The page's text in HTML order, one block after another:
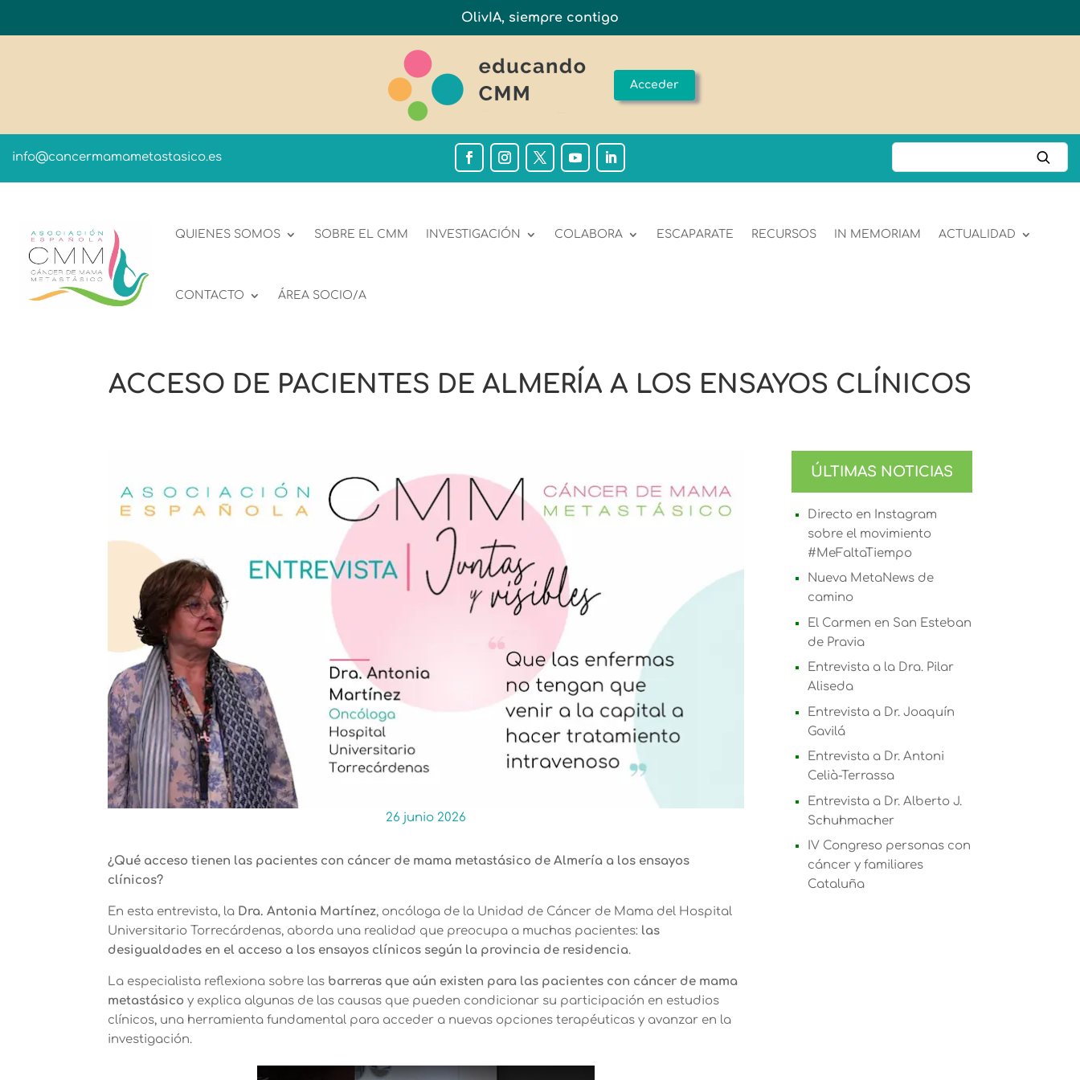
OlivIA, siempre contigo
Acceder
info@cancermamametastasico.es
QUIENES SOMOS SOBRE EL CMM INVESTIGACIÓN COLABORA ESCAPARATE RECURSOS IN MEMORIAM ACTUALIDAD
CONTACTO ÁREA SOCIO/A
ACCESO DE PACIENTES DE ALMERÍA A LOS ENSAYOS CLÍNICOS
26 junio 2026
¿Qué acceso tienen las pacientes con cáncer de mama metastásico de Almería a los ensayos
clínicos?
En esta entrevista, la Dra. Antonia Martínez, oncóloga de la Unidad de Cáncer de Mama del Hospital
Universitario Torrecárdenas, aborda una realidad que preocupa a muchas pacientes: las
desigualdades en el acceso a los ensayos clínicos según la provincia de residencia.
La especialista reflexiona sobre las barreras que aún existen para las pacientes con cáncer de mama
metastásico y explica algunas de las causas que pueden condicionar su participación en estudios
clínicos, una herramienta fundamental para acceder a nuevas opciones terapéuticas y avanzar en la
investigación.
ÚLTIMAS NOTICIAS
Directo en Instagram
sobre el movimiento
#MeFaltaTiempo
Nueva MetaNews de
camino
El Carmen en San Esteban
de Pravia
Entrevista a la Dra. Pilar
Aliseda
Entrevista a Dr. Joaquín
Gavilá
Entrevista a Dr. Antoni
Celià-Terrassa
Entrevista a Dr. Alberto J.
Schuhmacher
IV Congreso personas con
cáncer y familiares
Cataluña